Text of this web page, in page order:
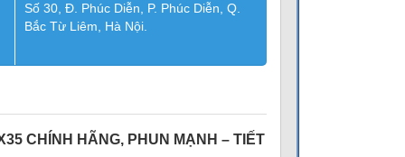
Số 30, Đ. Phúc Diễn, P. Phúc Diễn, Q.
Bắc Từ Liêm, Hà Nội.
CHÍNH HÃNG, PHUN MẠNH – TIẾT